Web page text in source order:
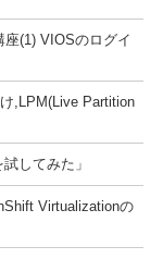
(1) VIOSのログイ
,LPM(Live Partition
してみた」
Virtualizationの